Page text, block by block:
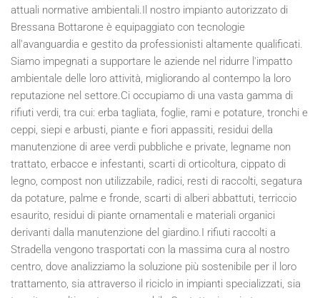
attuali normative ambientali.Il nostro impianto autorizzato di
Bressana Bottarone è equipaggiato con tecnologie
all'avanguardia e gestito da professionisti altamente qualificati.
Siamo impegnati a supportare le aziende nel ridurre l'impatto
ambientale delle loro attività, migliorando al contempo la loro
reputazione nel settore.Ci occupiamo di una vasta gamma di
rifiuti verdi, tra cui: erba tagliata, foglie, rami e potature, tronchi e
ceppi, siepi e arbusti, piante e fiori appassiti, residui della
manutenzione di aree verdi pubbliche e private, legname non
trattato, erbacce e infestanti, scarti di orticoltura, cippato di
legno, compost non utilizzabile, radici, resti di raccolti, segatura
da potature, palme e fronde, scarti di alberi abbattuti, terriccio
esaurito, residui di piante ornamentali e materiali organici
derivanti dalla manutenzione del giardino.I rifiuti raccolti a
Stradella vengono trasportati con la massima cura al nostro
centro, dove analizziamo la soluzione più sostenibile per il loro
trattamento, sia attraverso il riciclo in impianti specializzati, sia